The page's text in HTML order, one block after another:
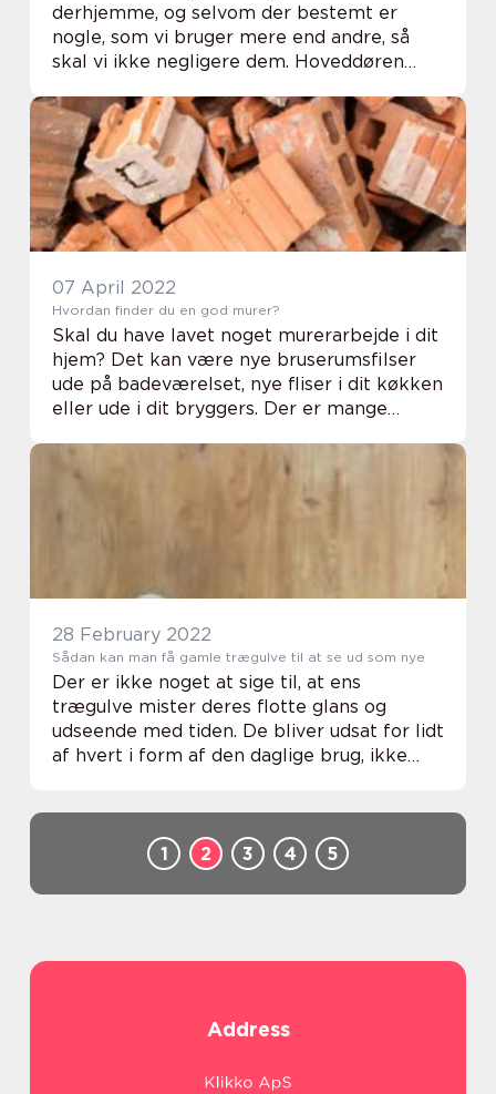
derhjemme, og selvom der bestemt er
nogle, som vi bruger mere end andre, så
skal vi ikke negligere dem. Hoveddøren
skabsdør, mens den dobbelte altandør
bliver benyttet m...
07 April 2022
Hvordan finder du en god murer?
Skal du have lavet noget murerarbejde i dit
hjem? Det kan være nye bruserumsfilser
ude på badeværelset, nye fliser i dit køkken
eller ude i dit bryggers. Der er mange
disse steder kræver en dygtig murer til a...
28 February 2022
Sådan kan man få gamle trægulve til at se ud som nye
Der er ikke noget at sige til, at ens
trægulve mister deres flotte glans og
udseende med tiden. De bliver udsat for lidt
af hvert i form af den daglige brug, ikke
1 2 3 4 5
Address